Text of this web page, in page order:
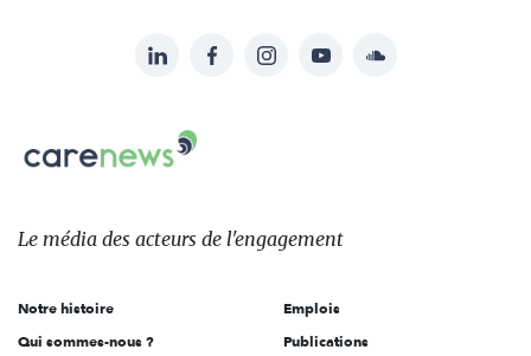
sur:
LinkedInFacebookInstagramYouTubeSoundcloud
Carenews,
Le
des
l'engagement
Le média des acteurs de l'engagement
Notre histoire
Qui sommes-nous ?
Emplois
Publications